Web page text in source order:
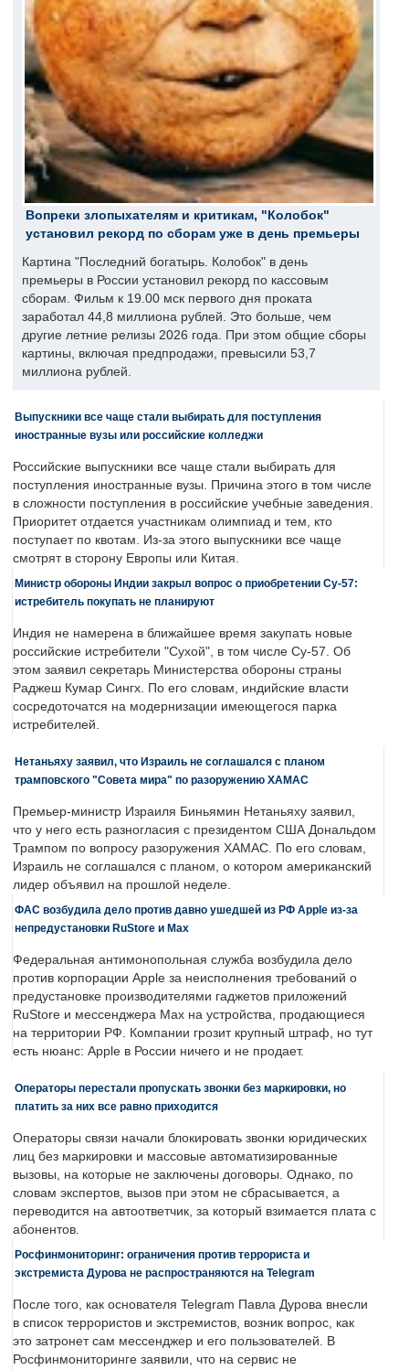
Вопреки злопыхателям и критикам, "Колобок"
установил рекорд по сборам уже в день премьеры
Картина "Последний богатырь. Колобок" в день
премьеры в России установил рекорд по кассовым
сборам. Фильм к 19.00 мск первого дня проката
заработал 44,8 миллиона рублей. Это больше, чем
другие летние релизы 2026 года. При этом общие сборы
картины, включая предпродажи, превысили 53,7
миллиона рублей.
Выпускники все чаще стали выбирать для поступления
иностранные вузы или российские колледжи
Российские выпускники все чаще стали выбирать для
поступления иностранные вузы. Причина этого в том числе
в сложности поступления в российские учебные заведения.
Приоритет отдается участникам олимпиад и тем, кто
поступает по квотам. Из-за этого выпускники все чаще
смотрят в сторону Европы или Китая.
Министр обороны Индии закрыл вопрос о приобретении Су-57:
истребитель покупать не планируют
Индия не намерена в ближайшее время закупать новые
российские истребители "Сухой", в том числе Су-57. Об
этом заявил секретарь Министерства обороны страны
Раджеш Кумар Сингх. По его словам, индийские власти
сосредоточатся на модернизации имеющегося парка
истребителей.
Нетаньяху заявил, что Израиль не соглашался с планом
трамповского "Совета мира" по разоружению ХАМАС
Премьер-министр Израиля Биньямин Нетаньяху заявил,
что у него есть разногласия с президентом США Дональдом
Трампом по вопросу разоружения ХАМАС. По его словам,
Израиль не соглашался с планом, о котором американский
лидер объявил на прошлой неделе.
ФАС возбудила дело против давно ушедшей из РФ Apple из-за
непредустановки RuStore и Max
Федеральная антимонопольная служба возбудила дело
против корпорации Apple за неисполнения требований о
предустановке производителями гаджетов приложений
RuStore и мессенджера Max на устройства, продающиеся
на территории РФ. Компании грозит крупный штраф, но тут
есть нюанс: Apple в России ничего и не продает.
Операторы перестали пропускать звонки без маркировки, но
платить за них все равно приходится
Операторы связи начали блокировать звонки юридических
лиц без маркировки и массовые автоматизированные
вызовы, на которые не заключены договоры. Однако, по
словам экспертов, вызов при этом не сбрасывается, а
переводится на автоответчик, за который взимается плата с
абонентов.
Росфинмониторинг: ограничения против террориста и
экстремиста Дурова не распространяются на Telegram
После того, как основателя Telegram Павла Дурова внесли
в список террористов и экстремистов, возник вопрос, как
это затронет сам мессенджер и его пользователей. В
Росфинмониторинге заявили, что на сервис не